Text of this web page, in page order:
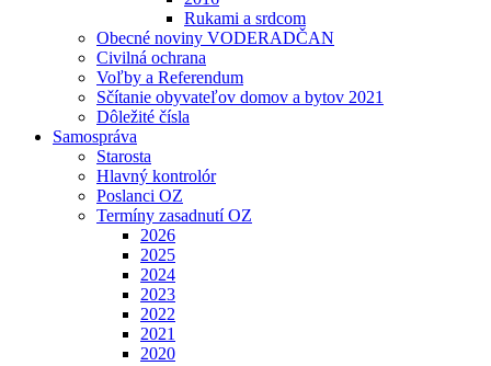
Rukami a srdcom
Obecné noviny VODERADČAN
Civilná ochrana
Voľby a Referendum
Sčítanie obyvateľov domov a bytov 2021
Dôležité čísla
Samospráva
Starosta
Hlavný kontrolór
Poslanci OZ
Termíny zasadnutí OZ
2026
2025
2024
2023
2022
2021
2020